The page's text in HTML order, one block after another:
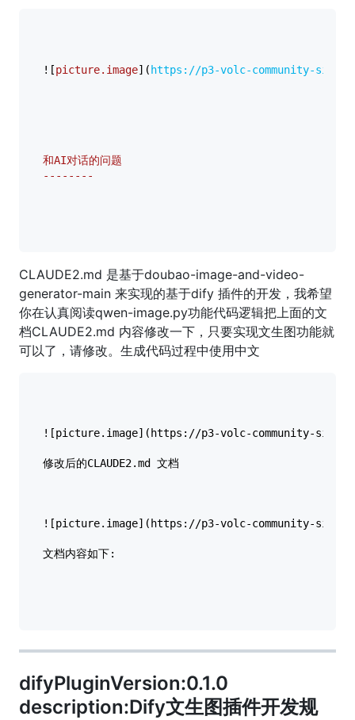
![picture.image]( https://p3-volc-community-
和AI对话的问题
--------
CLAUDE2.md 是基于doubao-image-and-video-
generator-main 来实现的基于dify 插件的开发，我希望
你在认真阅读qwen-image.py功能代码逻辑把上面的文
档CLAUDE2.md 内容修改一下，只要实现文生图功能就
可以了，请修改。生成代码过程中使用中文
![picture.image](https://p3-volc-community-
修改后的CLAUDE2.md 文档
![picture.image](https://p3-volc-community-
文档内容如下:
difyPluginVersion:0.1.0
description:Dify文生图插件开发规